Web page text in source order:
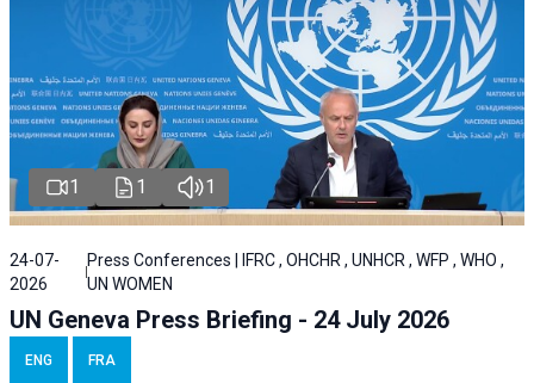
1 1 1
24-07-
2026
Press Conferences | IFRC , OHCHR , UNHCR , WFP , WHO ,
UN WOMEN
UN Geneva Press Briefing - 24 July 2026
ENG FRA